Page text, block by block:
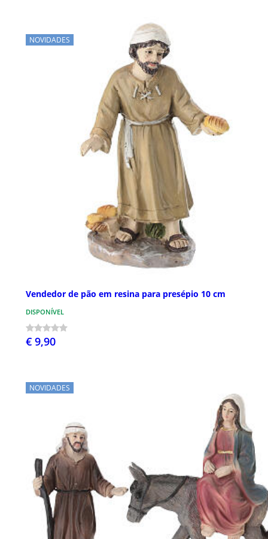
NOVIDADES
Vendedor de pão em resina para presépio 10 cm
DISPONÍVEL
€ 9,90
NOVIDADES